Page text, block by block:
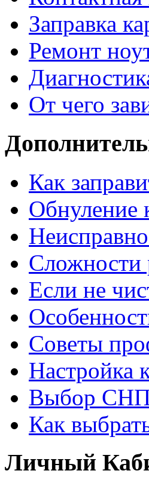
Заправка
Ремонт
От чего
Как
Обнуление
Сложности
Если не
Советы
Настройка
Выбор
Как
Личный